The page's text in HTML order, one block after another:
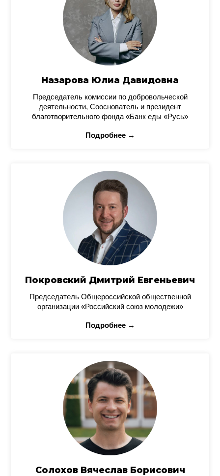
Назарова Юлиа Давидовна
Председатель комиссии по добровольческой
деятельности, Сооснователь и президент
благотворительного фонда «Банк еды «Русь»
Подробнее →
Покровский Дмитрий Евгеньевич
Председатель Общероссийской общественной
организации «Российский союз молодежи»
Подробнее →
Солохов Вячеслав Борисович